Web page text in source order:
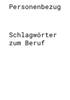
Personenbezug
Schlagwörter
zum Beruf